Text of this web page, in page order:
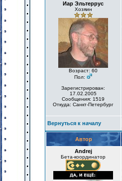
Иар Эльтеррус
Хозяин
Возраст: 60
Пол:
Зарегистрирован:
17.02.2005
Сообщения: 1519
Откуда: Санкт-Петербург
Вернуться к началу
Автор
Andrej
Бета-координатор